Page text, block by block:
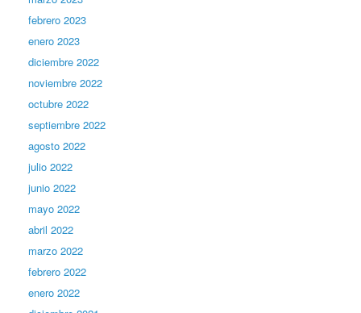
febrero 2023
enero 2023
diciembre 2022
noviembre 2022
octubre 2022
septiembre 2022
agosto 2022
julio 2022
junio 2022
mayo 2022
abril 2022
marzo 2022
febrero 2022
enero 2022